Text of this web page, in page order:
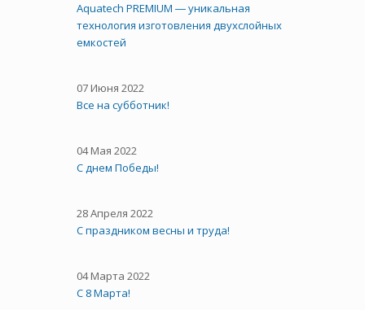
Aquatech PREMIUM ― уникальная
технология изготовления двухслойных
емкостей
07 Июня 2022
Все на субботник!
04 Мая 2022
С днем Победы!
28 Апреля 2022
С праздником весны и труда!
04 Марта 2022
С 8 Марта!